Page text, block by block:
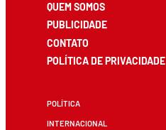
QUEM SOMOS
PUBLICIDADE
CONTATO
POLÍTICA DE PRIVACIDADE
POLÍTICA
INTERNACIONAL